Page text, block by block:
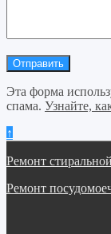
Эта форма
спама. Узнайте,
↑
Ремонт
Ремонт